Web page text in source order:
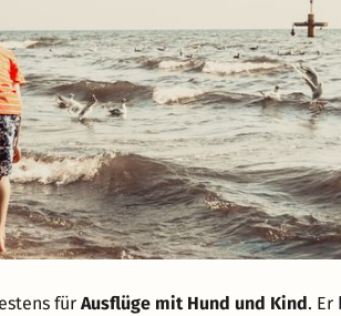
für Ausflüge mit Hund und Kind . Er